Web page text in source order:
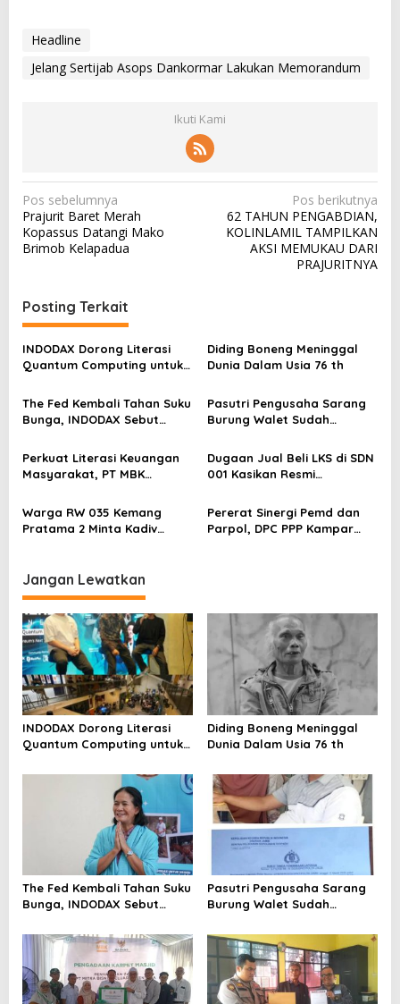
Headline
Jelang Sertijab Asops Dankormar Lakukan Memorandum
Ikuti Kami
N
a
v
g
a
s
i
p
o
s
Pos sebelumnya
Prajurit Baret Merah
Kopassus Datangi Mako
Brimob Kelapadua
Pos berikutnya
62 TAHUN PENGABDIAN,
KOLINLAMIL TAMPILKAN
AKSI MEMUKAU DARI
PRAJURITNYA
Posting Terkait
INDODAX Dorong Literasi
Quantum Computing untuk
Blockchain
Diding Boneng Meninggal
Dunia Dalam Usia 76 th
The Fed Kembali Tahan Suku
Bunga, INDODAX Sebut
Sentimen Pasar
Pasutri Pengusaha Sarang
Burung Walet Sudah
Pelapor Desak Polda Jambi
Segera Lakukan Penahanan
Perkuat Literasi Keuangan
Masyarakat, PT MBK
Karpet Masjid di Pakuhaji
Dugaan Jual Beli LKS di SDN
001 Kasikan Resmi
Kampar, Pemred – Pimum
Metroterkini.id Desak Usut
Kasus Ini
Warga RW 035 Kemang
Pratama 2 Minta Kadiv
Metro Bekasi Kota
Pererat Sinergi Pemd dan
Parpol, DPC PPP Kampar
Jangan Lewatkan
INDODAX Dorong Literasi
Quantum Computing untuk
Blockchain
Diding Boneng Meninggal
Dunia Dalam Usia 76 th
The Fed Kembali Tahan Suku
Bunga, INDODAX Sebut
Sentimen Pasar
Pasutri Pengusaha Sarang
Burung Walet Sudah
Pelapor Desak Polda Jambi
Segera Lakukan Penahanan